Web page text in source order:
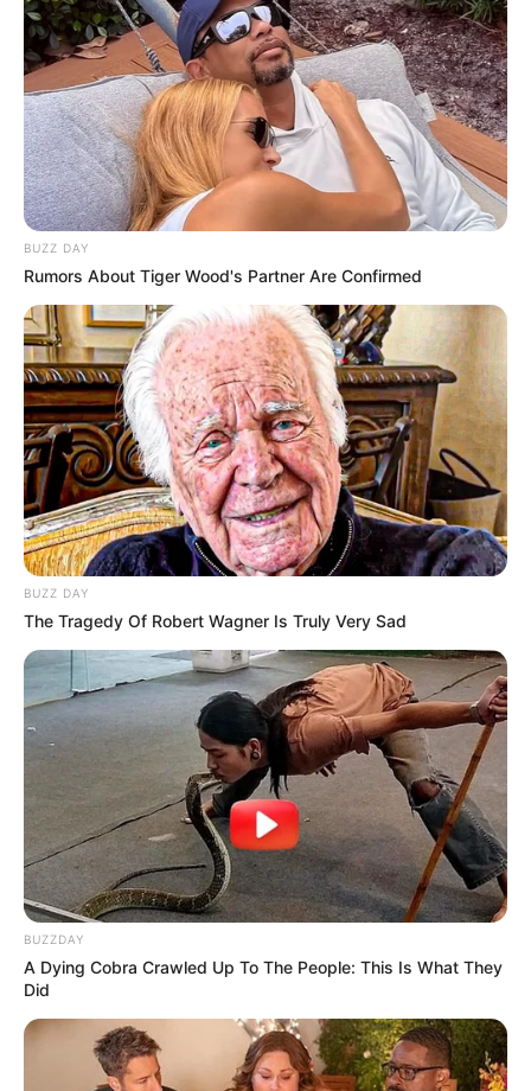
BUZZ DAY
Rumors About Tiger Wood's Partner Are Confirmed
BUZZ DAY
The Tragedy Of Robert Wagner Is Truly Very Sad
BUZZDAY
A Dying Cobra Crawled Up To The People: This Is What They
Did